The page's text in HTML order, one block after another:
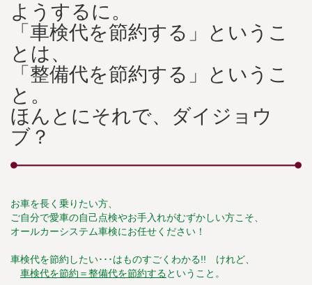
ようするに。
「車検代を節約する」というこ
とは、
「整備代を節約する」というこ
と。
ほんとにそれで、ダイジョウ
ブ？
お車を長く乗りたい方、
ご自分で愛車の自己点検やお手入れがむずかしい方こそ、
オールカーシステム車検にお任せください！
車検代を節約したい･･･はものすごくわかる!! けれど、
車検代を節約＝整備代を節約するということ。